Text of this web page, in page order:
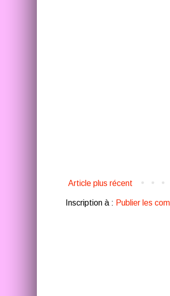
Article plus récent
Inscription à : Publier les